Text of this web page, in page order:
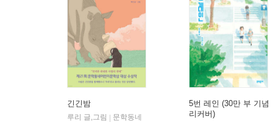
긴긴밤
루리 글,그림
문학동네
5번 레인 (30만 부 기념
리커버)